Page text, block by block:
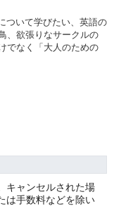
ついて学びたい、英語の
、欲張りなサークルの
でなく「大人のための
キャンセルされた場
は手数料などを除い